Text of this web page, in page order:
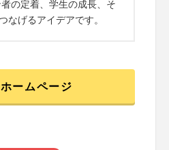
の定着、学生の成長、そ
なげるアイデアです。
ームページ